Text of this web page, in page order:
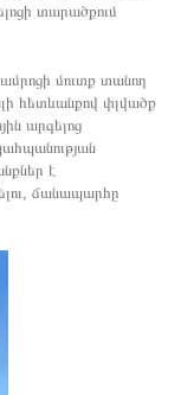
տարածքում
ամրոցի մուտք տանող
հետևանքով փլվածք
արգելոց
է
ճանապարհը